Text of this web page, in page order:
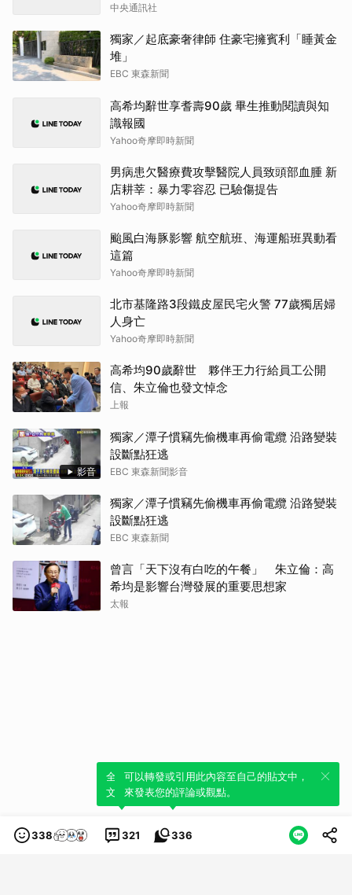
中央通訊社
獨家／起底豪奢律師 住豪宅擁賓利「睡黃金
堆」
EBC 東森新聞
高希均辭世享耆壽90歲 畢生推動閱讀與知
識報國
Yahoo奇摩即時新聞
男病患欠醫療費攻擊醫院人員致頭部血腫 新
店耕莘：暴力零容忍 已驗傷提告
Yahoo奇摩即時新聞
颱風白海豚影響 航空航班、海運船班異動看
這篇
Yahoo奇摩即時新聞
北市基隆路3段鐵皮屋民宅火警 77歲獨居婦
人身亡
Yahoo奇摩即時新聞
高希均90歲辭世 夥伴王力行給員工公開
信、朱立倫也發文悼念
上報
影音
獨家／潭子慣竊先偷機車再偷電纜 沿路變裝
設斷點狂逃
EBC 東森新聞影音
獨家／潭子慣竊先偷機車再偷電纜 沿路變裝
設斷點狂逃
EBC 東森新聞
曾言「天下沒有白吃的午餐」 朱立倫：高
希均是影響台灣發展的重要思想家
太報
338 321
全新體驗！一鍵引用此內容，透過發布貼
文來輕鬆表達個人立場。
336
可以轉發或引用此內容至自己的貼文中，
來發表您的評論或觀點。